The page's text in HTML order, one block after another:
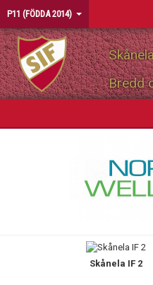
P11 (FÖDDA 2014)
Bredd
Skånela IF 2